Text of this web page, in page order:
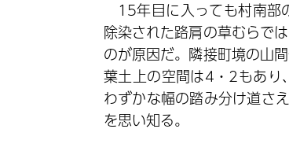
15年目に入っても村南部
除染された路肩の草むらで
のが原因だ。隣接町境の山
葉土上の空間は4・2もあり
わずかな幅の踏み分け道さ
を思い知る。